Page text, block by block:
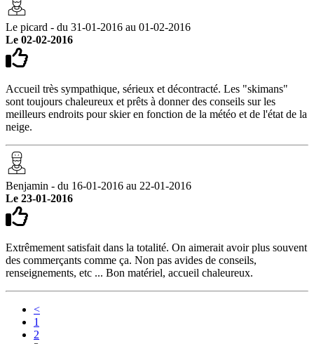
Le picard - du 31-01-2016 au 01-02-2016
Le 02-02-2016
Accueil très sympathique, sérieux et décontracté. Les "skimans"
sont toujours chaleureux et prêts à donner des conseils sur les
meilleurs endroits pour skier en fonction de la météo et de l'état de la
neige.
Benjamin - du 16-01-2016 au 22-01-2016
Le 23-01-2016
Extrêmement satisfait dans la totalité. On aimerait avoir plus souvent
des commerçants comme ça. Non pas avides de conseils,
renseignements, etc ... Bon matériel, accueil chaleureux.
<
1
2